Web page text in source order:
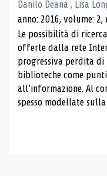
Danilo Deana , Lisa
anno: 2016, volume: 2,
Le possibilità di
offerte dalla rete
progressiva perdita
biblioteche come
all’informazione. Al
spesso modellate